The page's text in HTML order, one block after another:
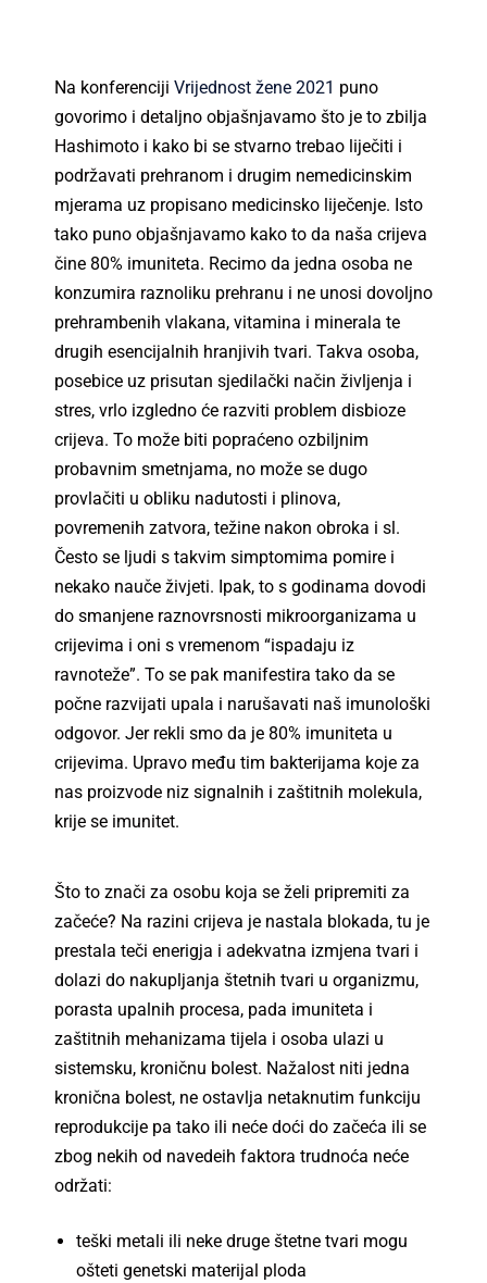
Na konferenciji Vrijednost žene 2021 puno
govorimo i detaljno objašnjavamo što je to zbilja
Hashimoto i kako bi se stvarno trebao liječiti i
podržavati prehranom i drugim nemedicinskim
mjerama uz propisano medicinsko liječenje. Isto
tako puno objašnjavamo kako to da naša crijeva
čine 80% imuniteta. Recimo da jedna osoba ne
konzumira raznoliku prehranu i ne unosi dovoljno
prehrambenih vlakana, vitamina i minerala te
drugih esencijalnih hranjivih tvari. Takva osoba,
posebice uz prisutan sjedilački način življenja i
stres, vrlo izgledno će razviti problem disbioze
crijeva. To može biti popraćeno ozbiljnim
probavnim smetnjama, no može se dugo
provlačiti u obliku nadutosti i plinova,
povremenih zatvora, težine nakon obroka i sl.
Često se ljudi s takvim simptomima pomire i
nekako nauče živjeti. Ipak, to s godinama dovodi
do smanjene raznovrsnosti mikroorganizama u
crijevima i oni s vremenom “ispadaju iz
ravnoteže”. To se pak manifestira tako da se
počne razvijati upala i narušavati naš imunološki
odgovor. Jer rekli smo da je 80% imuniteta u
crijevima. Upravo među tim bakterijama koje za
nas proizvode niz signalnih i zaštitnih molekula,
krije se imunitet.
Što to znači za osobu koja se želi pripremiti za
začeće? Na razini crijeva je nastala blokada, tu je
prestala teči enerigja i adekvatna izmjena tvari i
dolazi do nakupljanja štetnih tvari u organizmu,
porasta upalnih procesa, pada imuniteta i
zaštitnih mehanizama tijela i osoba ulazi u
sistemsku, kroničnu bolest. Nažalost niti jedna
kronična bolest, ne ostavlja netaknutim funkciju
reprodukcije pa tako ili neće doći do začeća ili se
zbog nekih od navedeih faktora trudnoća neće
održati:
teški metali ili neke druge štetne tvari mogu
ošteti genetski materijal ploda